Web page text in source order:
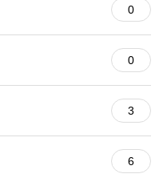
0
0
3
6